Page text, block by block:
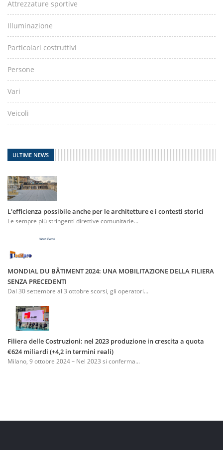
Attrezzature sportive
Illuminazione
Particolari costruttivi
Persone
Vari
Veicoli
ULTIME NEWS
L'efficienza possibile anche per le architetture e i contesti storici
Le sempre più stringenti direttive comunitarie...
MONDIAL DU BÂTIMENT 2024: UNA MOBILITAZIONE DELLA FILIERA
SENZA PRECEDENTI
Dal 30 settembre al 3 ottobre scorsi, gli operatori...
Filiera delle Costruzioni: nel 2023 produzione in crescita a quota
€624 miliardi (+4,2 in termini reali)
Milano, 9 ottobre 2024 – Nel 2023 si conferma...